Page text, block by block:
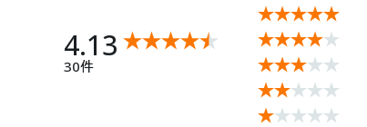
4.13
30件